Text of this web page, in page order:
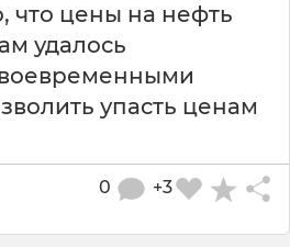
что цены на нефть
удалось
упасть ценам
+3
0